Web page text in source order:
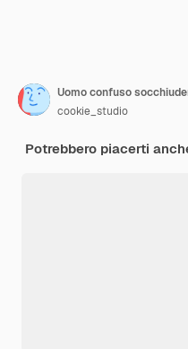
cookie_studio
Potrebbero piacerti